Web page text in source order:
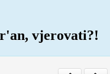
vjerovati?!